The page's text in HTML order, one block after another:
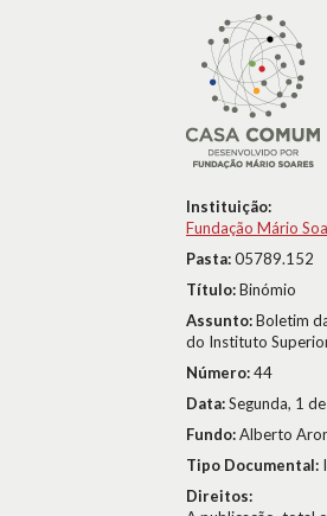
Instituição:
Fundação Mário
Pasta:05789.152
Título:Binómio
Assunto:Boletim
do Instituto
Número:44
Data:Segunda, 1
Fundo:Alberto
Tipo Documental:
Direitos: